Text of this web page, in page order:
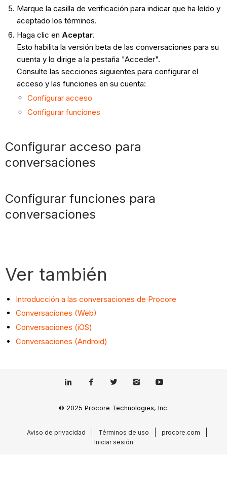
Marque la casilla de verificación para indicar que ha leído y
aceptado los términos.
Haga clic en Aceptar.
Esto habilita la versión beta de las conversaciones para su
cuenta y lo dirige a la pestaña "Acceder".
Consulte las secciones siguientes para configurar el
acceso y las funciones en su cuenta:
Configurar acceso
Configurar funciones
Configurar acceso para
conversaciones
Configurar funciones para
conversaciones
Ver también
Introducción a las conversaciones de Procore
Conversaciones (Web)
Conversaciones (iOS)
Conversaciones (Android)
© 2025 Procore Technologies, Inc.
Aviso de privacidad Términos de uso
procore.com
Iniciar sesión